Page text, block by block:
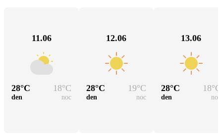
11.06
28°C 18°C
den noc
12.06
28°C 19°C
den noc
13.06
28°C 18°C
den noc